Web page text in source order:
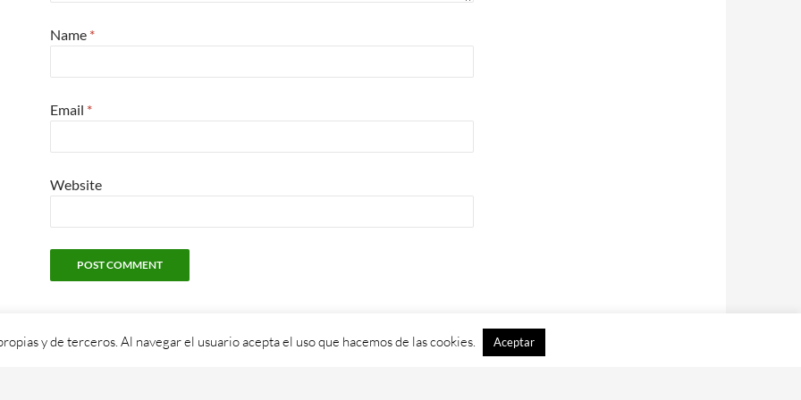
Name *
Email *
Website
y de terceros. Al navegar el usuario acepta el uso que hacemos de las cookies. Aceptar